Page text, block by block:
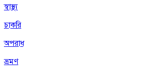
স্বাস্থ্য
চাকরি
অপরাধ
ভ্রমণ